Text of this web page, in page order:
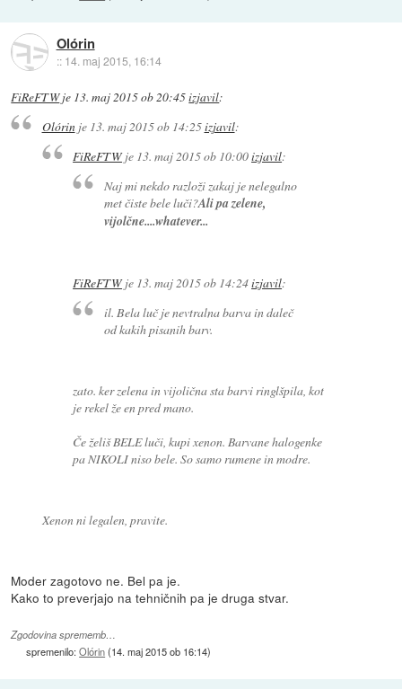
Olórin
:: 14. maj 2015, 16:14
FiReFTWje 13. maj 2015 ob 20:45izjavil:
Olórinje 13. maj 2015 ob 14:25izjavil:
FiReFTWje 13. maj 2015 ob 10:00izjavil:
Naj mi nekdo razloži zakaj je nelegalno
met čiste bele luči?Ali pa zelene,
vijolčne....whatever...
FiReFTWje 13. maj 2015 ob 14:24izjavil:
il. Bela luč je nevtralna barva in daleč
od kakih pisanih barv.
zato. ker zelena in vijolična sta barvi ringlšpila, kot
je rekel že en pred mano.
Če želiš BELE luči, kupi xenon. Barvane halogenke
pa NIKOLI niso bele. So samo rumene in modre.
Xenon ni legalen, pravite.
Moder zagotovo ne. Bel pa je.
Kako to preverjajo na tehničnih pa je druga stvar.
Zgodovina sprememb…
spremenilo:Olórin(14. maj 2015 ob 16:14)